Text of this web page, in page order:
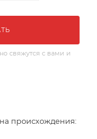
свяжутся с вами и
происхождения: